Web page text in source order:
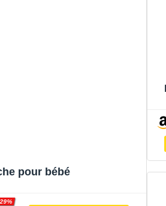
pour bébé